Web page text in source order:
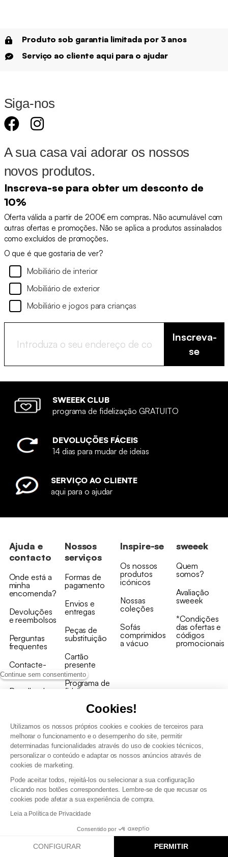
Continue sem consentimento
Cookies!
Utilizamos os nossos próprios cookies e cookies de terceiros para
melhorar o funcionamento e o desempenho do site, permitir
determinadas funcionalidades através do uso de cookies técnicos,
personalizar o conteúdo e adaptar os nossos anúncios através de
cookies de marketing.
Pode aceitar todos, rejeitá-los ou selecionar a sua configuração
clicando nos botões correspondentes. Lembre-se de que recusar os
cookies pode afetar a sua experiência de compra.
Leia a Política de Privacidade
Consentido por
CONFIGURAR PERMITIR
Produto sob garantia limitada por 3 anos
Serviço ao cliente aqui para o ajudar
Siga-nos
A sua casa vai adorar os nossos
novos produtos.
Inscreva-se para obter um desconto de
10%
Oferta válida a partir de 200€ em compras. Não acumulável com
outras ofertas e promoções. Não se aplica a produtos assinalados
como excluídos de promoções.
O que é que gostaria de ver?
Mobiliário de interior
Mobiliário de exterior
Mobiliário e jogos para crianças
Inscreva-
se
SWEEEK CLUB
programa de fidelização GRATUITO
DEVOLUÇÕES FÁCEIS
14 dias para mudar de ideias
SERVIÇO AO CLIENTE
aqui para o ajudar
Ajuda e
contacto
Onde está a
minha
encomenda?
Devoluções
e reembolsos
Perguntas
frequentes
Contacte-
nos
Recolha de
Nossos
serviços
Formas de
pagamento
Envios e
entregas
Peças de
substituição
Cartão
presente
Programa de
fidelizaçao
Inspire-se
Os nossos
produtos
icónicos
Nossas
coleções
Sofás
comprimidos
a vácuo
sweeek
Quem
somos?
Avaliação
sweeek
*Condições
das ofertas e
códigos
promocionais
Termos e Condições Gerais de Venda e Aviso Legal
Gestão de dados pessoais e política de cookies
Termos e condições gerais de venda pro
Declaração de Acessibilidade